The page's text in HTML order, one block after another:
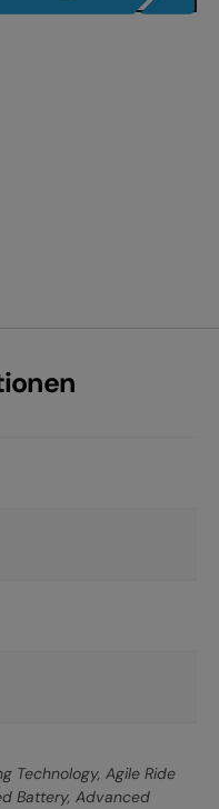
Technology, Agile Ride
Battery, Advanced